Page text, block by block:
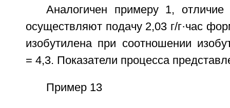
Аналогичен примеру 1,
осуществляют подачу 2,03 г/г·час
изобутилена при соотношении
= 4,3. Показатели процесса
Пример 13